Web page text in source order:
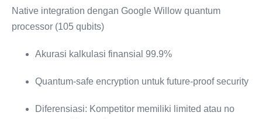
Native integration dengan Google Willow quantum
processor (105 qubits)
Akurasi kalkulasi finansial 99.9%
Quantum-safe encryption untuk future-proof security
Diferensiasi: Kompetitor memiliki limited atau no